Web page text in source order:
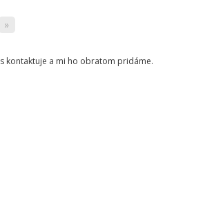
»
kontaktuje a mi ho obratom pridáme.